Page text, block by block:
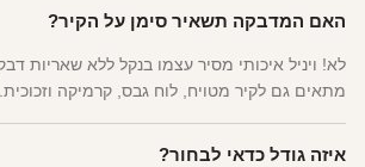
האם המדבקה תשאיר סימן על הקיר?
לא! ויניל איכותי מסיר עצמו בנקל ללא שאריות
מתאים גם לקיר מטויח, לוח גבס, קרמיקה וזכוכית.
איזה גודל כדאי לבחור?